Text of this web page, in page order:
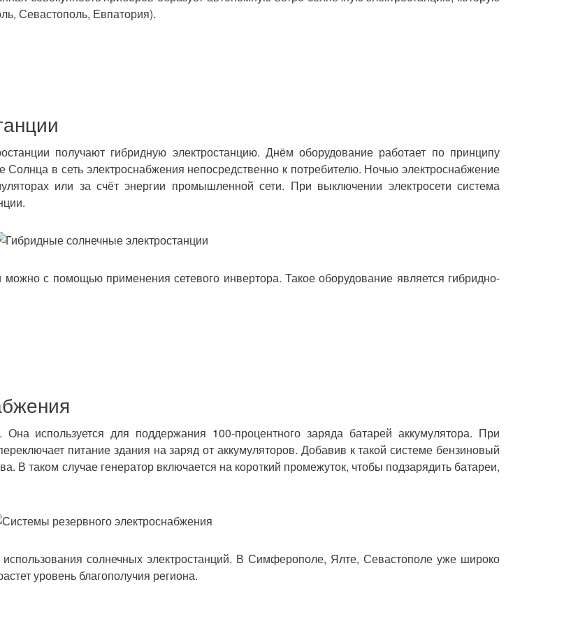
Севастополь, Евпатория).
получают гибридную электростанцию. Днём оборудование работает по принципу
Солнца в сеть электроснабжения непосредственно к потребителю. Ночью электроснабжение
или за счёт энергии промышленной сети. При выключении электросети система
можно с помощью применения сетевого инвертора. Такое оборудование является гибридно-
используется для поддержания 100-процентного заряда батарей аккумулятора. При
питание здания на заряд от аккумуляторов. Добавив к такой системе бензиновый
В таком случае генератор включается на короткий промежуток, чтобы подзарядить батареи,
солнечных электростанций. В Симферополе, Ялте, Севастополе уже широко
уровень благополучия региона.